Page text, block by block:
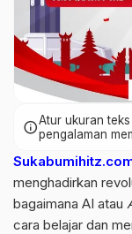
infoAtur ukuran
pengalaman
menghadirkan
bagaimana AI atau
cara belajar dan